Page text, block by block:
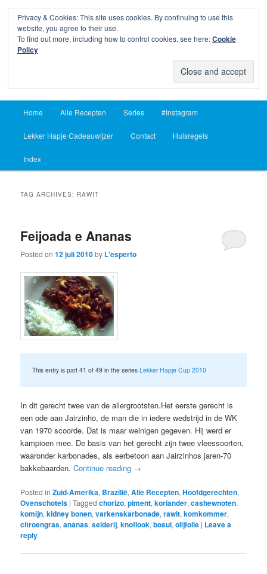
Lekker Hapje
Skip
to
primary
content
Skip
to
secondary
content
Home Alle Recepten Series #Instagram
Lekker Hapje Cadeauwijzer Contact Huisregels
Index
TAG ARCHIVES: RAWIT
Feijoada e Ananas
Posted on12 juli 2010by L'esperto
This entry is part 41 of 49 in the seriesLekker Hapje Cup 2010
In dit gerecht twee van de allergrootsten.Het eerste gerecht is
een ode aan Jairzinho, de man die in iedere wedstrijd in de WK
van 1970 scoorde. Dat is maar weinigen gegeven. Hij werd er
kampioen mee. De basis van het gerecht zijn twee vleessoorten,
waaronder karbonades, als eerbetoon aan Jairzinhos jaren-70
bakkebaarden.Continue reading →
Posted in Zuid-Amerika, Brazilië,Alle Recepten,Hoofdgerechten,
Ovenschotels |Tagged chorizo,piment,koriander,cashewnoten,
komijn,kidney bonen,varkenskarbonade,rawit,komkommer,
citroengras,ananas,selderij,knoflook,bosui,olijfolie | Leave a
reply
Privacy & Cookies: This site uses cookies. By continuing to use this
website, you agree to their use.
To find out more, including how to control cookies, see here:Cookie
Policy